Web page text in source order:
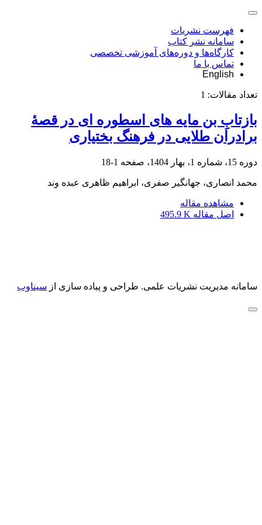
فهرست نشریات
سامانه نشر کتاب
کارگاه‌ها و دوره‌های آموزشی تخصصی
تماس با ما
English
تعداد مقالات: 1
بازتابِ بن مایه های اسطوره ای در قصۀ
برادران طلایی در فرهنگ بختیاری
دوره 15، شماره 1، بهار 1404، صفحه 1-18
محمد انصاری، جهانگیر صفری، ابراهیم ظاهری عبده وند
مشاهده مقاله
اصل مقاله 495.9 K
سامانه مدیریت نشریات علمی. طراحی و پیاده سازی از سیناوب